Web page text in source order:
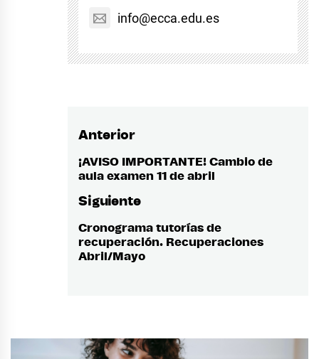
info@ecca.edu.es
Navegación
de
Anterior
Entrada
anterior:
¡AVISO IMPORTANTE! Cambio de
aula examen 11 de abril
Siguiente
Entrada
siguiente:
Cronograma tutorías de
recuperación. Recuperaciones
Abril/Mayo